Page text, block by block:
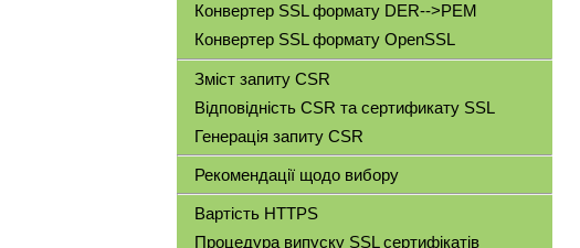
Конвертер SSL формату DER-->PEM
Конвертер SSL формату OpenSSL
Зміст запиту CSR
Відповідність CSR та сертификату SSL
Генерація запиту CSR
Рекомендації щодо вибору
Вартість HTTPS
Процедура випуску SSL сертифікатів